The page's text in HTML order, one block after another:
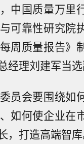
中国质量万里
可靠性研究院
周质量报告》
经理刘建军当选
员会要围绕如
如何使企业在
，打造高端智库